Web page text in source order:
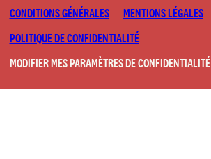
CONDITIONS GÉNÉRALES
MENTIONS LÉGALES
POLITIQUE DE CONFIDENTIALITÉ
MODIFIER MES PARAMÈTRES DE CONFIDENTIALITÉ